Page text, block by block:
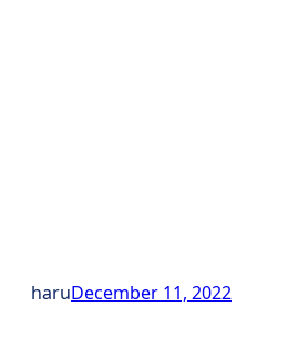
haruDecember 11, 2022